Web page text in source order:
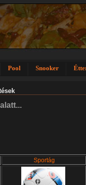
Pool Snooker
Sportág